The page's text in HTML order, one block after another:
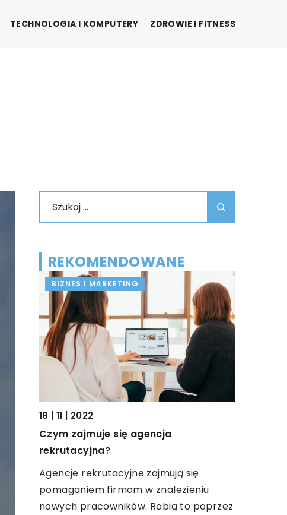
TECHNOLOGIA I KOMPUTERY ZDROWIE I FITNESS
REKOMENDOWANE
BIZNES I MARKETING
18 | 11 | 2022
Czym zajmuje się agencja
rekrutacyjna?
Agencje rekrutacyjne zajmują się
pomaganiem firmom w znalezieniu
nowych pracowników. Robią to poprzez